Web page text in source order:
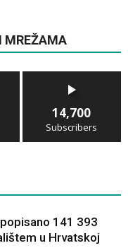
MREŽAMA
14,700
Subscribers
141 393
u Hrvatskoj